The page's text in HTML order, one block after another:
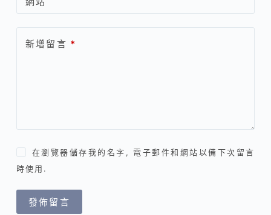
新增留言 *
在瀏覽器儲存我的名字, 電子郵件和網站以備下次留言
時使用.
發佈留言